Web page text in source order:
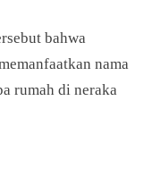
bahwa
nama
rumah di neraka